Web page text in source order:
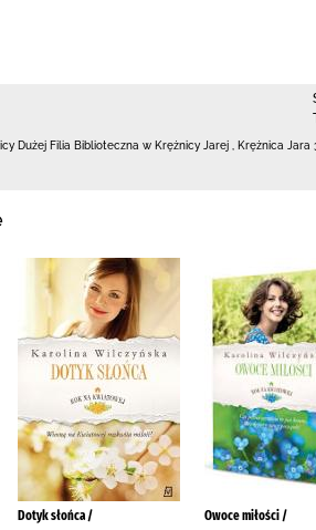
Dużej Filia Biblioteczna w Krężnicy Jarej Krężnica Jara
Dotyk słońca /
Owoce miłości /